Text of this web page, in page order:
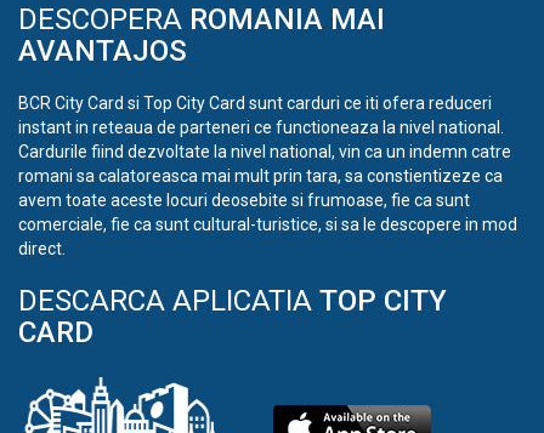
DESCOPERA ROMANIA MAI
AVANTAJOS
BCR City Card si Top City Card sunt carduri ce iti ofera reduceri
instant in reteaua de parteneri ce functioneaza la nivel national.
Cardurile fiind dezvoltate la nivel national, vin ca un indemn catre
romani sa calatoreasca mai mult prin tara, sa constientizeze ca
avem toate aceste locuri deosebite si frumoase, fie ca sunt
comerciale, fie ca sunt cultural-turistice, si sa le descopere in mod
direct.
DESCARCA APLICATIA TOP CITY
CARD